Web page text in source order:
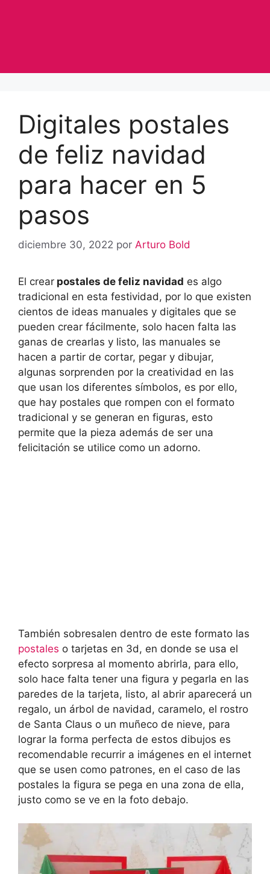
Digitales postales
de feliz navidad
para hacer en 5
pasos
diciembre 30, 2022 por Arturo Bold
El crear postales de feliz navidad es algo
tradicional en esta festividad, por lo que existen
cientos de ideas manuales y digitales que se
pueden crear fácilmente, solo hacen falta las
ganas de crearlas y listo, las manuales se
hacen a partir de cortar, pegar y dibujar,
algunas sorprenden por la creatividad en las
que usan los diferentes símbolos, es por ello,
que hay postales que rompen con el formato
tradicional y se generan en figuras, esto
permite que la pieza además de ser una
felicitación se utilice como un adorno.
También sobresalen dentro de este formato las
postales o tarjetas en 3d, en donde se usa el
efecto sorpresa al momento abrirla, para ello,
solo hace falta tener una figura y pegarla en las
paredes de la tarjeta, listo, al abrir aparecerá un
regalo, un árbol de navidad, caramelo, el rostro
de Santa Claus o un muñeco de nieve, para
lograr la forma perfecta de estos dibujos es
recomendable recurrir a imágenes en el internet
que se usen como patrones, en el caso de las
postales la figura se pega en una zona de ella,
justo como se ve en la foto debajo.